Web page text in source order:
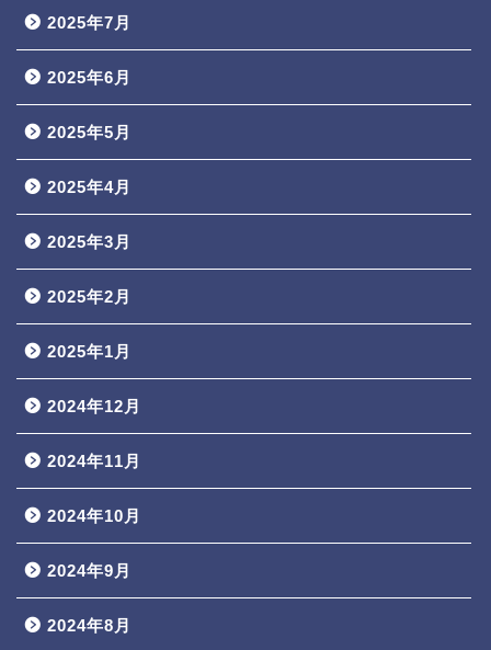
2025年7月
2025年6月
2025年5月
2025年4月
2025年3月
2025年2月
2025年1月
2024年12月
2024年11月
2024年10月
2024年9月
2024年8月